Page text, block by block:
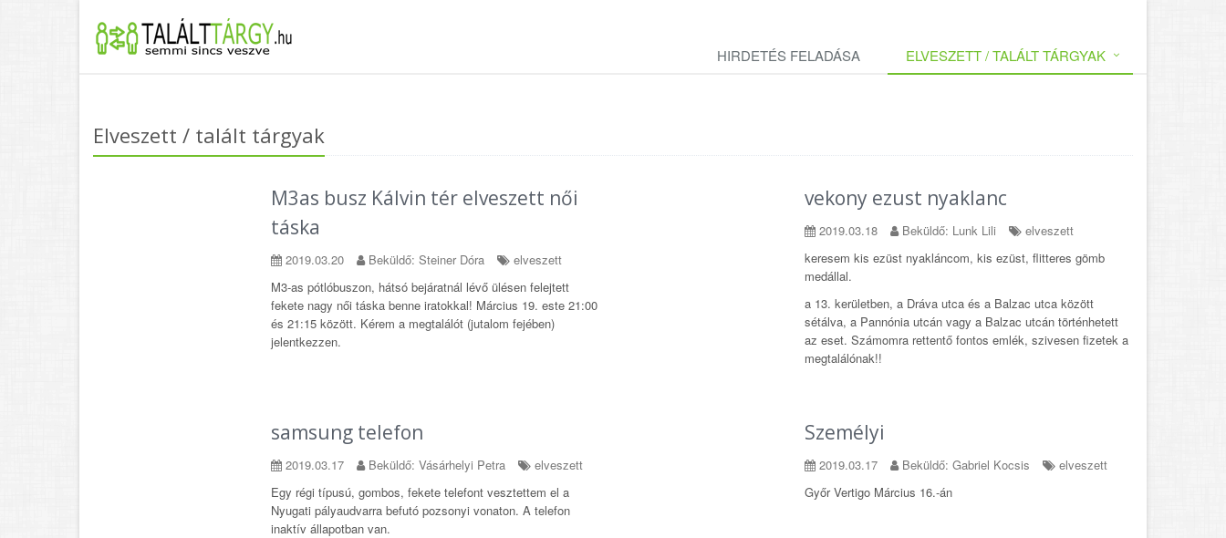
HIRDETÉS FELADÁSA ELVESZETT / TALÁLT TÁRGYAK
Elveszett / talált tárgyak
M3as busz Kálvin tér elveszett női
táska
2019.03.20 Beküldő: Steiner Dóra
elveszett
M3-as pótlóbuszon, hátsó bejáratnál lévő ülésen felejtett
fekete nagy női táska benne iratokkal! Március 19. este 21:00
és 21:15 között. Kérem a megtalálót (jutalom fejében)
jelentkezzen.
vekony ezust nyaklanc
2019.03.18 Beküldő: Lunk Lili
elveszett
keresem kis ezüst nyakláncom, kis ezüst, flitteres gömb
medállal.
a 13. kerületben, a Dráva utca és a Balzac utca között
sétálva, a Pannónia utcán vagy a Balzac utcán történhetett
az eset. Számomra rettentő fontos emlék, szivesen fizetek a
megtalálónak!!
samsung telefon
2019.03.17 Beküldő: Vásárhelyi Petra
elveszett
Egy régi típusú, gombos, fekete telefont vesztettem el a
Nyugati pályaudvarra befutó pozsonyi vonaton. A telefon
inaktív állapotban van.
Személyi
2019.03.17 Beküldő: Gabriel Kocsis
elveszett
Győr Vertigo Március 16.-án